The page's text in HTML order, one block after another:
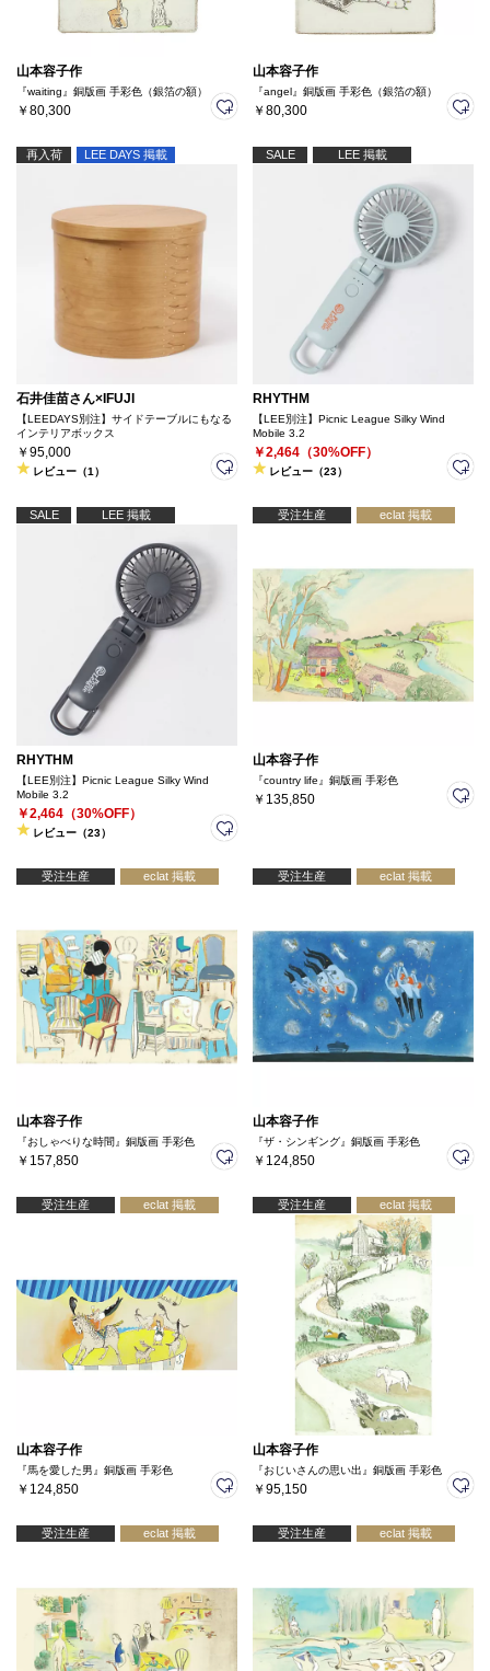
山本容子作
『waiting』銅版画 手彩色（銀箔の額）
￥80,300
山本容子作
『angel』銅版画 手彩色（銀箔の額）
￥80,300
再入荷 LEE DAYS 掲載
石井佳苗さん×IFUJI
【LEEDAYS別注】サイドテーブルにもなる
インテリアボックス
￥95,000
レビュー（1）
SALE LEE 掲載
RHYTHM
【LEE別注】Picnic League Silky Wind
Mobile 3.2
￥2,464（30%OFF）
レビュー（23）
SALE LEE 掲載
RHYTHM
【LEE別注】Picnic League Silky Wind
Mobile 3.2
￥2,464（30%OFF）
レビュー（23）
受注生産 eclat 掲載
山本容子作
『country life』銅版画 手彩色
￥135,850
受注生産 eclat 掲載
山本容子作
『おしゃべりな時間』銅版画 手彩色
￥157,850
受注生産 eclat 掲載
山本容子作
『ザ・シンギング』銅版画 手彩色
￥124,850
受注生産 eclat 掲載
山本容子作
『馬を愛した男』銅版画 手彩色
￥124,850
受注生産 eclat 掲載
山本容子作
『おじいさんの思い出』銅版画 手彩色
￥95,150
受注生産 eclat 掲載 受注生産 eclat 掲載